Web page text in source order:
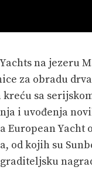
na jezeru
za obradu
kreću sa
i uvođenja
European
od kojih su